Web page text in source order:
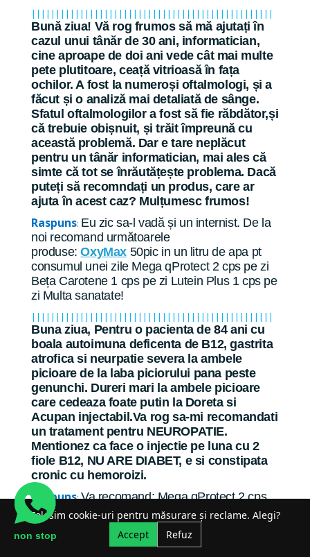
||||||||||||||||||||||||||||||||||||||||||||||||||
Bună ziua! Vă rog frumos să mă ajutați în
cazul unui tânăr de 30 ani, informatician,
cine aproape de doi ani vede cât mai multe
pete plutitoare, ceață vitrioasă în fața
ochilor. A fost la numeroși oftalmologi, și a
făcut și o analiză mai detaliată de sânge.
Sfatul oftalmologilor a fost să fie răbdător,și
că trebuie obișnuit, și trăit împreună cu
această problemă. Dar e tare neplăcut
pentru un tânăr informatician, mai ales că
simte că tot se înrăutățește problema. Dacă
puteți să recomndați un produs, care ar
ajuta în acest caz? Mulțumesc frumos!
Raspuns: Eu zic sa-l vadă și un internist. De la
noi recomand următoarele
produse:OxyMax 50pic in un litru de apa pt
consumul unei zile Mega qProtect 2 cps pe zi
Beța Carotene 1 cps pe zi Lutein Plus 1 cps pe
zi Multa sanatate!
||||||||||||||||||||||||||||||||||||||||||||||||||
Buna ziua, Pentru o pacienta de 84 ani cu
boala autoimuna deficenta de B12, gastrita
atrofica si neurpatie severa la ambele
picioare de la laba piciorului pana peste
genunchi. Dureri mari la ambele picioare
care cedeaza foate putin la Doreta si
Acupan injectabil.Va rog sa-mi recomandati
un tratament pentru NEUROPATIE.
Mentionez ca face o injectie pe luna cu 2
fiole B12, NU ARE DIABET, e si constipata
cronic cu hemoroizi.
Raspuns:Va recomand: Mega qProtect 2 cps
pe zi Resveratrol 1 cps pe ziOxyMax50pic in
un litru de apa pt consumul unei zile Pentru
constipație atat timp cât este necesar Pure
Folosim cookie-uri pentru măsurare și reclame. Alegi?
Accept
Refuz
non stop